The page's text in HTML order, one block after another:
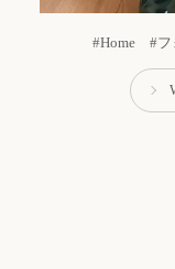
#Home #